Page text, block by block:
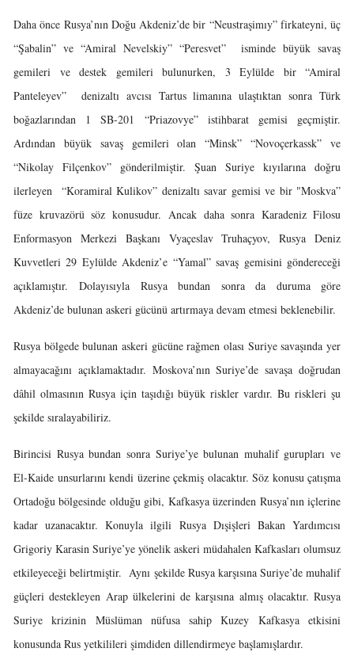
Daha önce Rusya’nın Doğu Akdeniz’de bir “Neustraşimıy” firkateyni, üç
“Şabalin” ve “Amiral Nevelskiy” “Peresvet” isminde büyük savaş
gemileri ve destek gemileri bulunurken, 3 Eylülde bir “Amiral
Panteleyev” denizaltı avcısı Tartus limanına ulaştıktan sonra Türk
boğazlarından 1 SB-201 “Priazovye” istihbarat gemisi geçmiştir.
Ardından büyük savaş gemileri olan “Minsk” “Novoçerkassk” ve
“Nikolay Filçenkov” gönderilmiştir. Şuan Suriye kıyılarına doğru
ilerleyen “Koramiral Kulikov” denizaltı savar gemisi ve bir "Moskva”
füze kruvazörü söz konusudur. Ancak daha sonra Karadeniz Filosu
Enformasyon Merkezi Başkanı Vyaçeslav Truhaçyov, Rusya Deniz
Kuvvetleri 29 Eylülde Akdeniz’e “Yamal” savaş gemisini göndereceği
açıklamıştır. Dolayısıyla Rusya bundan sonra da duruma göre
Akdeniz’de bulunan askeri gücünü artırmaya devam etmesi beklenebilir.
Rusya bölgede bulunan askeri gücüne rağmen olası Suriye savaşında yer
almayacağını açıklamaktadır. Moskova’nın Suriye’de savaşa doğrudan
dâhil olmasının Rusya için taşıdığı büyük riskler vardır. Bu riskleri şu
şekilde sıralayabiliriz.
Birincisi Rusya bundan sonra Suriye’ye bulunan muhalif gurupları ve
El-Kaide unsurlarını kendi üzerine çekmiş olacaktır. Söz konusu çatışma
Ortadoğu bölgesinde olduğu gibi, Kafkasya üzerinden Rusya’nın içlerine
kadar uzanacaktır. Konuyla ilgili Rusya Dışişleri Bakan Yardımcısı
Grigoriy Karasin Suriye’ye yönelik askeri müdahalen Kafkasları olumsuz
etkileyeceği belirtmiştir. Aynı şekilde Rusya karşısına Suriye’de muhalif
güçleri destekleyen Arap ülkelerini de karşısına almış olacaktır. Rusya
Suriye krizinin Müslüman nüfusa sahip Kuzey Kafkasya etkisini
konusunda Rus yetkilileri şimdiden dillendirmeye başlamışlardır.